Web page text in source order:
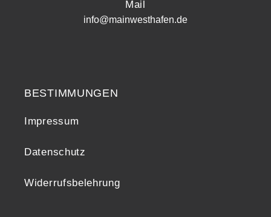
Mail
info@mainwesthafen.de
BESTIMMUNGEN
Impressum
Datenschutz
Widerrufsbelehrung